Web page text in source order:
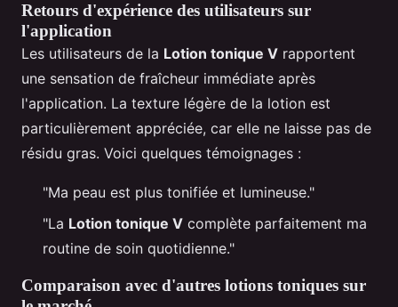
Retours d'expérience des utilisateurs sur
l'application
Les utilisateurs de la Lotion tonique V rapportent
une sensation de fraîcheur immédiate après
l'application. La texture légère de la lotion est
particulièrement appréciée, car elle ne laisse pas de
résidu gras. Voici quelques témoignages :
"Ma peau est plus tonifiée et lumineuse."
"La Lotion tonique V complète parfaitement ma
routine de soin quotidienne."
Comparaison avec d'autres lotions toniques sur